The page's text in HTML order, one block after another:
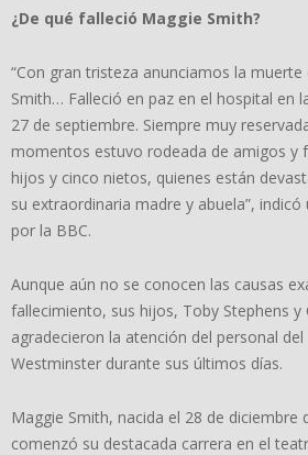
¿De qué falleció Maggie Smith?
“Con gran tristeza anunciamos la
Smith… Falleció en paz en el hospital en
27 de septiembre. Siempre muy
momentos estuvo rodeada de amigos y
hijos y cinco nietos, quienes están
su extraordinaria madre y abuela”,
por la BBC.
Aunque aún no se conocen las causas
fallecimiento, sus hijos, Toby Stephens y
agradecieron la atención del personal
Westminster durante sus últimos días.
Maggie Smith, nacida el 28 de diciembre
comenzó su destacada carrera en el